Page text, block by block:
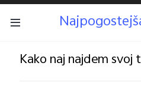
Kako naj najdem svoj